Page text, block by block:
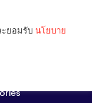
ะยอมรับ นโยบาย